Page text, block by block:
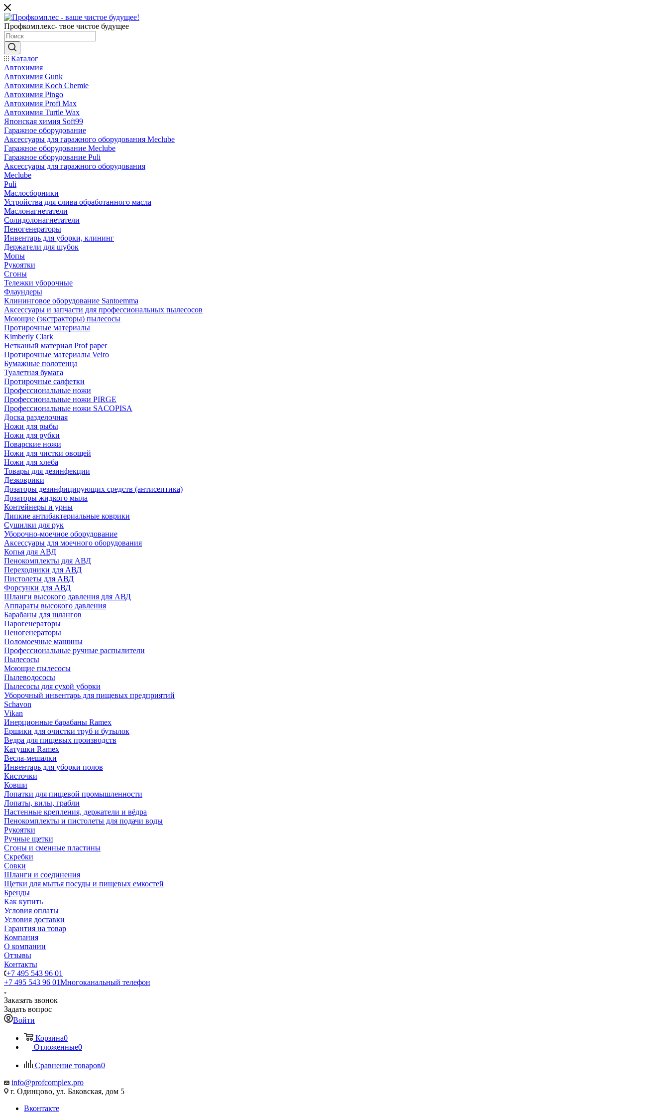
Профкомплекс- твое чистое будущее
Каталог
Автохимия
Автохимия Gunk
Автохимия Koch Chemie
Автохимия Pingo
Автохимия Profi Max
Автохимия Turtle Wax
Японская химия Soft99
Гаражное оборудование
Аксессуары для гаражного оборудования Meclube
Гаражное оборудование Meclube
Гаражное оборудование Puli
Аксессуары для гаражного оборудования
Meclube
Puli
Маслосборники
Устройства для слива обработанного масла
Маслонагнетатели
Солидолонагнетатели
Пеногенераторы
Инвентарь для уборки, клининг
Держатели для шубок
Мопы
Рукоятки
Сгоны
Тележки уборочные
Флаундеры
Клининговое оборудование Santoemma
Аксессуары и запчасти для профессиональных пылесосов
Моющие (экстракторы) пылесосы
Протирочные материалы
Kimberly Clark
Нетканый материал Prof paper
Протирочные материалы Veiro
Бумажные полотенца
Туалетная бумага
Протирочные салфетки
Профессиональные ножи
Профессиональные ножи PIRGE
Профессиональные ножи SACOPISA
Доска разделочная
Ножи для рыбы
Ножи для рубки
Поварские ножи
Ножи для чистки овощей
Ножи для хлеба
Товары для дезинфекции
Дезковрики
Дозаторы дезинфицирующих средств (антисептика)
Дозаторы жидкого мыла
Контейнеры и урны
Липкие антибактериальные коврики
Сушилки для рук
Уборочно-моечное оборудование
Аксессуары для моечного оборудования
Копья для АВД
Пенокомплекты для АВД
Переходники для АВД
Пистолеты для АВД
Форсунки для АВД
Шланги высокого давления для АВД
Аппараты высокого давления
Барабаны для шлангов
Парогенераторы
Пеногенераторы
Поломоечные машины
Профессиональные ручные распылители
Пылесосы
Моющие пылесосы
Пылеводососы
Пылесосы для сухой уборки
Уборочный инвентарь для пищевых предприятий
Schavon
Vikan
Инерционные барабаны Ramex
Ершики для очистки труб и бутылок
Ведра для пищевых производств
Катушки Ramex
Весла-мешалки
Инвентарь для уборки полов
Кисточки
Ковши
Лопатки для пищевой промышленности
Лопаты, вилы, грабли
Настенные крепления, держатели и вёдра
Пенокомплекты и пистолеты для подачи воды
Рукоятки
Ручные щетки
Сгоны и сменные пластины
Скребки
Совки
Шланги и соединения
Щетки для мытья посуды и пищевых емкостей
Бренды
Как купить
Условия оплаты
Условия доставки
Гарантия на товар
Компания
О компании
Отзывы
Контакты
+7 495 543 96 01
+7 495 543 96 01Многоканальный телефон
Заказать звонок
Задать вопрос
Войти
Корзина0
Отложенные0
Сравнение товаров0
info@profcomplex.pro
г. Одинцово, ул. Баковская, дом 5
Вконтакте